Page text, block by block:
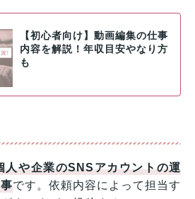
【初心者向け】動画編集の仕事
内容を解説！年収目安やなり方
も
人や企業のSNSアカウントの運
です。依頼内容によって担当す